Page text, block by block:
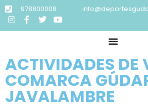
978800008
ACTIVIDADES DE
COMARCA
JAVALAMBRE